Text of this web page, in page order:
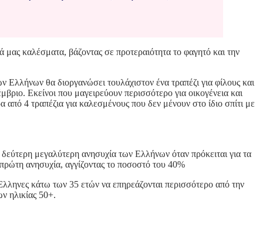
μας καλέσματα, βάζοντας σε προτεραιότητα το φαγητό και την
Ελλήνων θα διοργανώσει τουλάχιστον ένα τραπέζι για φίλους και
Εκείνοι που μαγειρεύουν περισσότερο για οικογένεια και
4 τραπέζια για καλεσμένους που δεν μένουν στο ίδιο σπίτι με
μεγαλύτερη ανησυχία των Ελλήνων όταν πρόκειται για τα
ανησυχία, αγγίζοντας το ποσοστό του 40%
κάτω των 35 ετών να επηρεάζονται περισσότερο από την
ηλικίας 50+.